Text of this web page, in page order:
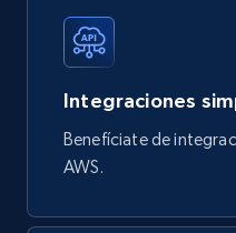
Product url, Category
part number,
Manufacturer url, and
eCommerce
Integraciones
Benefíciate de
AWS.